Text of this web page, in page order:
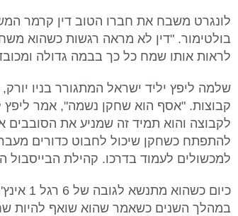
בולטימור. "דין לא מראה רגשות כשהוא
לראות אותו שמח כל כך בבמה גדולה
לקבוצה והוא תמיד זה שמניע את הסובבים
להתפתח כשחקן שיכול לחבוט כדורים
למכשולים לעמוד בדרכו. קהילת
כיום
במהלך השנים כשאמר שהוא שואף להיות